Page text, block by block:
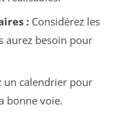
:Considérez les
aurez besoin pour
calendrier pour
bonne voie.